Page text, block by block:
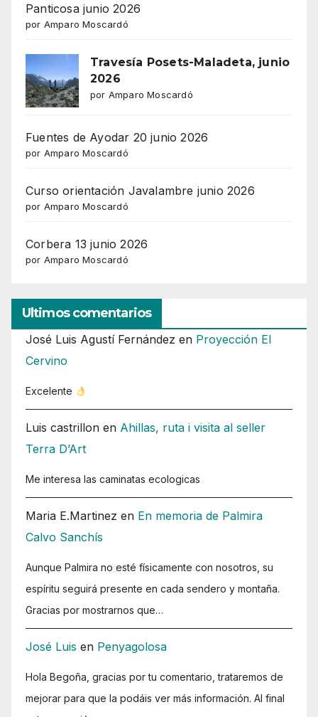
Panticosa junio 2026
por Amparo Moscardó
Travesía Posets-Maladeta, junio
2026
por Amparo Moscardó
Fuentes de Ayodar 20 junio 2026
por Amparo Moscardó
Curso orientación Javalambre junio 2026
por Amparo Moscardó
Corbera 13 junio 2026
por Amparo Moscardó
Ultimos comentarios
José Luis Agustí Fernández en Proyección El
Cervino
Excelente
Luis castrillon en Ahillas, ruta i visita al seller
Terra D’Art
Me interesa las caminatas ecologicas
Maria E.Martinez en En memoria de Palmira
Calvo Sanchís
Aunque Palmira no esté físicamente con nosotros, su
espíritu seguirá presente en cada sendero y montaña.
Gracias por mostrarnos que…
José Luis en Penyagolosa
Hola Begoña, gracias por tu comentario, trataremos de
mejorar para que la podáis ver más información. Al final